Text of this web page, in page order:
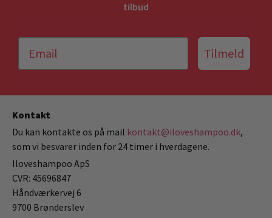
tilbud
Tilmeld
Kontakt
Du kan kontakte os på mail kontakt@iloveshampoo.dk,
som vi besvarer inden for 24 timer i hverdagene.
Iloveshampoo ApS
CVR: 45696847
Håndværkervej 6
9700 Brønderslev